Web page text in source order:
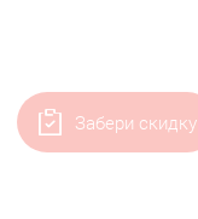
Забери скидку